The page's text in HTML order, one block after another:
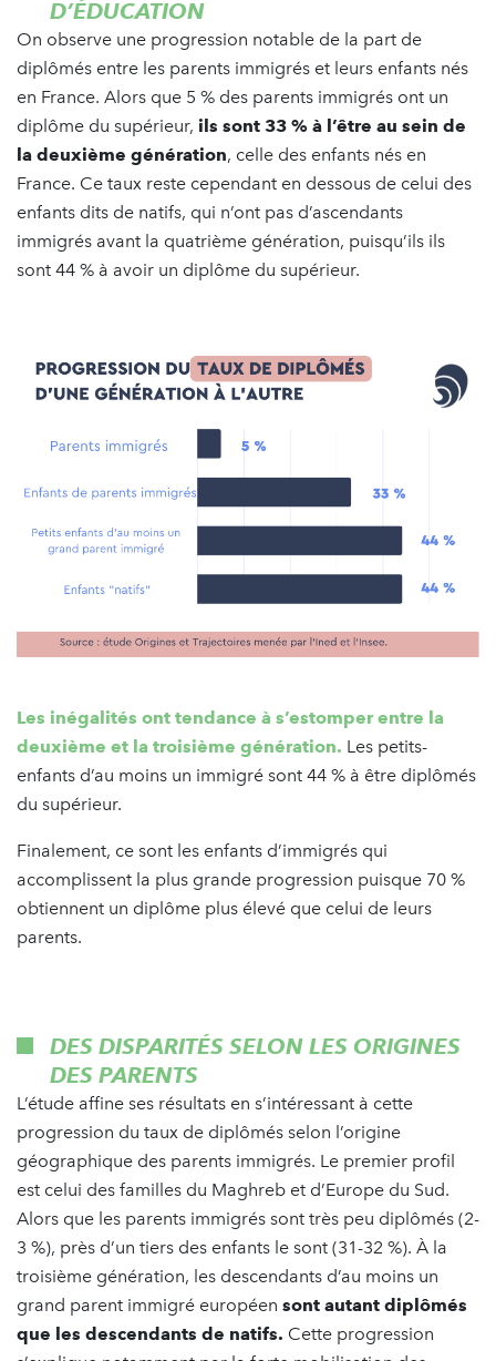
D’ÉDUCATION
On observe une progression notable de la part de
diplômés entre les parents immigrés et leurs enfants nés
en France. Alors que 5 % des parents immigrés ont un
diplôme du supérieur, ils sont 33 % à l’être au sein de
la deuxième génération, celle des enfants nés en
France. Ce taux reste cependant en dessous de celui des
enfants dits de natifs, qui n’ont pas d’ascendants
immigrés avant la quatrième génération, puisqu’ils ils
sont 44 % à avoir un diplôme du supérieur.
Les inégalités ont tendance à s’estomper entre la
deuxième et la troisième génération. Les petits-
enfants d’au moins un immigré sont 44 % à être diplômés
du supérieur.
Finalement, ce sont les enfants d’immigrés qui
accomplissent la plus grande progression puisque 70 %
obtiennent un diplôme plus élevé que celui de leurs
parents.
DES DISPARITÉS SELON LES ORIGINES
DES PARENTS
L’étude affine ses résultats en s’intéressant à cette
progression du taux de diplômés selon l’origine
géographique des parents immigrés. Le premier profil
est celui des familles du Maghreb et d’Europe du Sud.
Alors que les parents immigrés sont très peu diplômés (2-
3 %), près d’un tiers des enfants le sont (31-32 %). À la
troisième génération, les descendants d’au moins un
grand parent immigré européen sont autant diplômés
que les descendants de natifs. Cette progression